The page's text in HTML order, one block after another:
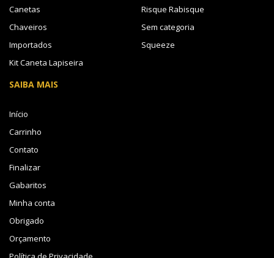
Canetas
Chaveiros
Importados
Kit Caneta Lapiseira
Risque Rabisque
Sem categoria
Squeeze
SAIBA MAIS
Início
Carrinho
Contato
Finalizar
Gabaritos
Minha conta
Obrigado
Orçamento